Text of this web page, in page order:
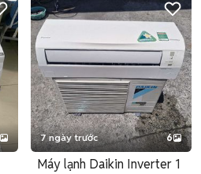
7 ngày trước 6
Máy lạnh Daikin Inverter 1